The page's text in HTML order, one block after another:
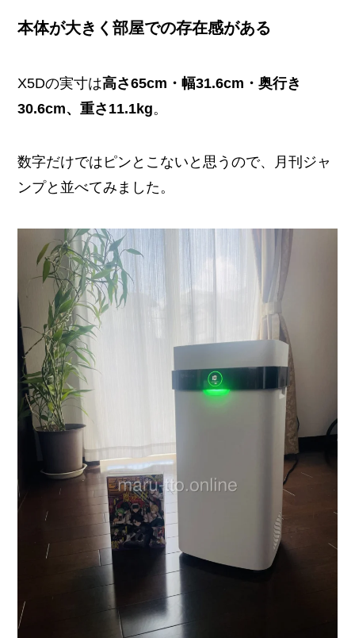
本体が大きく部屋での存在感がある
X5Dの実寸は高さ65cm・幅31.6cm・奥行き
30.6cm、重さ11.1kg。
数字だけではピンとこないと思うので、月刊ジャ
ンプと並べてみました。